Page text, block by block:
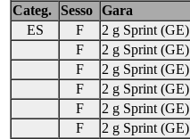
Categ. Sesso Gara
ES
F 2 g Sprint (GE)
F
2 g Sprint (GE)
F
2 g Sprint (GE)
F
2 g Sprint (GE)
F
2 g Sprint (GE)
F
2 g Sprint (GE)